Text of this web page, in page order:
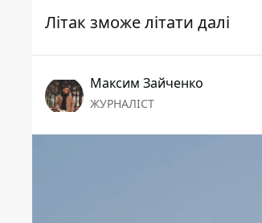
Літак зможе літати далі
Максим Зайченко
ЖУРНАЛІСТ